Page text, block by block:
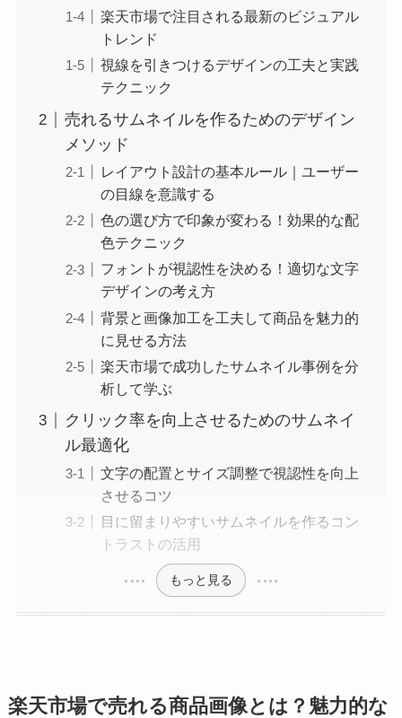
楽天市場で注目される最新のビジュアル
トレンド
視線を引きつけるデザインの工夫と実践
テクニック
売れるサムネイルを作るためのデザイン
メソッド
レイアウト設計の基本ルール｜ユーザー
の目線を意識する
色の選び方で印象が変わる！効果的な配
色テクニック
フォントが視認性を決める！適切な文字
デザインの考え方
背景と画像加工を工夫して商品を魅力的
に見せる方法
楽天市場で成功したサムネイル事例を分
析して学ぶ
クリック率を向上させるためのサムネイ
ル最適化
文字の配置とサイズ調整で視認性を向上
させるコツ
目に留まりやすいサムネイルを作るコン
トラストの活用
もっと見る
楽天市場で売れる商品画像とは？魅力的な